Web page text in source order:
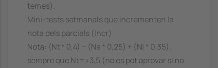
temes).
Mini-tests setmanals que incrementen la
nota dels parcials (Incr)
Nota: (Nt * 0,4) + (Na * 0,25) + (Nl * 0,35),
sempre que Nt=>3,5 (no es pot aprovar si no